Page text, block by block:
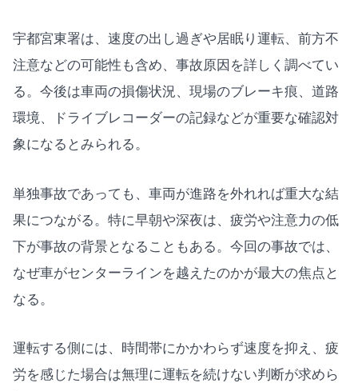
宇都宮東署は、速度の出し過ぎや居眠り運転、前方不
注意などの可能性も含め、事故原因を詳しく調べてい
る。今後は車両の損傷状況、現場のブレーキ痕、道路
環境、ドライブレコーダーの記録などが重要な確認対
象になるとみられる。
単独事故であっても、車両が進路を外れれば重大な結
果につながる。特に早朝や深夜は、疲労や注意力の低
下が事故の背景となることもある。今回の事故では、
なぜ車がセンターラインを越えたのかが最大の焦点と
なる。
運転する側には、時間帯にかかわらず速度を抑え、疲
労を感じた場合は無理に運転を続けない判断が求めら